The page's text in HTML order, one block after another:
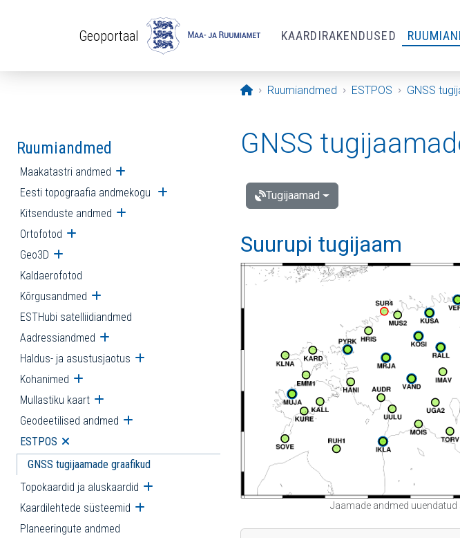
Geoportaal KAARDIRAKENDUSED
Avaleht
Ruumiandmed ESTPOS GNSS
Ruumiandmed
Maakatastri andmed Ava alammenüü
Eesti topograafia andmekogu Ava alammenüü
Kitsenduste andmed Ava alammenüü
Ortofotod Ava alammenüü
Geo3D Ava alammenüü
Kaldaerofotod
Kõrgusandmed Ava alammenüü
ESTHubi satelliidiandmed
Aadressiandmed Ava alammenüü
Haldus- ja asustusjaotus Ava alammenüü
Kohanimed Ava alammenüü
Mullastiku kaart Ava alammenüü
Geodeetilised andmed Ava alammenüü
ESTPOS Ava alammenüü
GNSS tugijaamade graafikud
Topokaardid ja aluskaardid Ava alammenüü
Kaardilehtede süsteemid Ava alammenüü
Planeeringute andmed
GNSS
Tugijaamad
Suurupi tugijaam
Jaamade andmed